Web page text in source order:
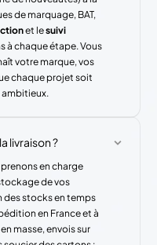
de marquage, BAT,
et lesuivi
à chaque étape. Vous
votre marque, vos
chaque projet soit
ambitieux.
livraison ?
en charge
de vos
stocks en temps
en France et à
masse, envois sur